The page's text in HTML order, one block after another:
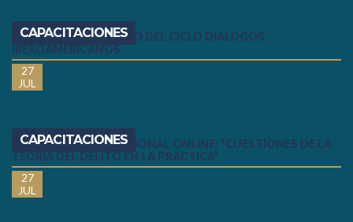
CAPACITACIONES
SEGUNDO ENCUENTRO DEL CICLO DIÁLOGOS
IBEROAMERICANOS
27
JUL
CAPACITACIONES
SEMINARIO INTERNACIONAL ONLINE: “CUESTIONES DE LA
TEORÍA DEL DELITO EN LA PRÁCTICA”
27
JUL